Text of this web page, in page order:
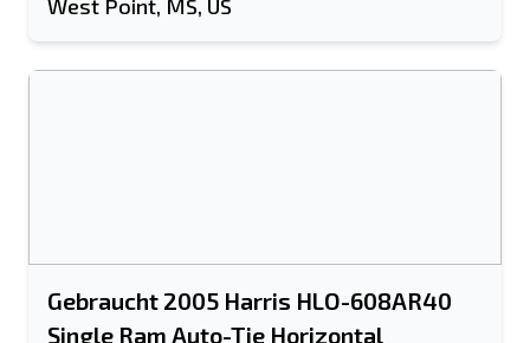
West Point, MS, US
Gebraucht 2005 Harris HLO-608AR40
Single Ram Auto-Tie Horizontal